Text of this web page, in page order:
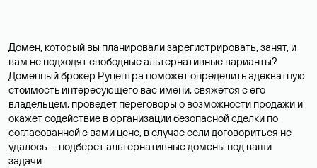
Домен, который вы планировали зарегистрировать, занят, и
вам не подходят свободные альтернативные варианты?
Доменный брокер Руцентра поможет определить адекватную
стоимость интересующего вас имени, свяжется с его
владельцем, проведет переговоры о возможности продажи и
окажет содействие в организации безопасной сделки по
согласованной с вами цене, в случае если договориться не
удалось — подберет альтернативные домены под ваши
задачи.